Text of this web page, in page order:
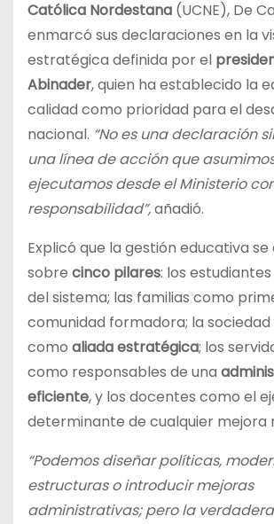
Católica Nordestana (UCNE), De
enmarcó sus declaraciones en la
estratégica definida por el
Abinader, quien ha establecido la
calidad como prioridad para el
nacional. “No es una declaración
una línea de acción que
ejecutamos desde el Ministerio
responsabilidad”,añadió.
Explicó que la gestión educativa
sobre cinco pilares: los
del sistema; las familias como
comunidad formadora; la sociedad
como aliada estratégica; los
como responsables de una
eficiente, y los docentes como el
determinante de cualquier mejora
“Podemos diseñar políticas,
estructuras o introducir mejoras
administrativas; pero la verdadera